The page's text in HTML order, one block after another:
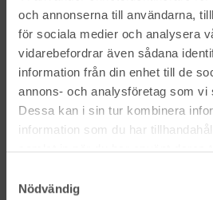
och annonserna till användarna,
för sociala medier och analysera
vidarebefordrar även sådana
information från din enhet till de
annons- och analysföretag som vi
Dessa kan i sin tur kombinera
information som du har
samlat in när du har använt deras
Nödvändig
Navigation
Våra maskiner